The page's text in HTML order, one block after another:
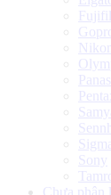
Nikon
Sony
Chưa phân